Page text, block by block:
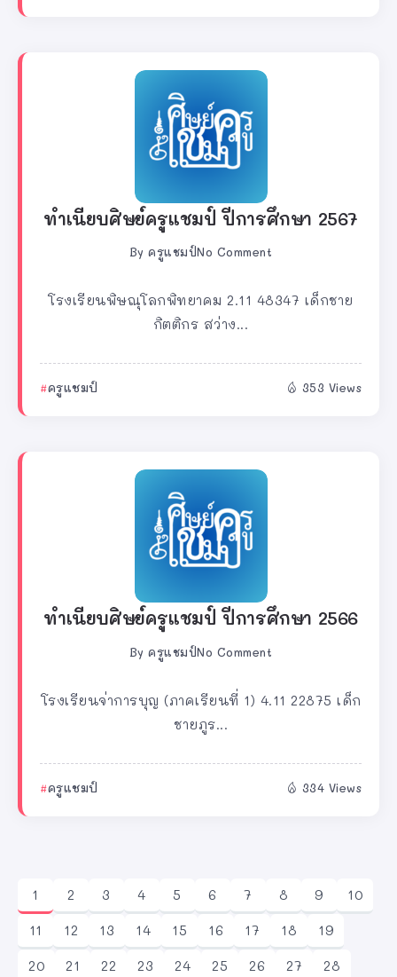
ทำเนียบศิษย์ครูแชมป์ ปีการศึกษา 2567
By ครูแชมป์No Comment
โรงเรียนพิษณุโลกพิทยาคม 2.11 48347 เด็กชาย
กิตติกร สว่าง...
ครูแชมป์ 353 Views
ทำเนียบศิษย์ครูแชมป์ ปีการศึกษา 2566
By ครูแชมป์No Comment
โรงเรียนจ่าการบุญ (ภาคเรียนที่ 1) 4.11 22875 เด็ก
ชายภูร...
ครูแชมป์ 334 Views
1 2 3 4 5 6 7 8 9
10
11
12 13 14 15 16 17 18
19
20
21 22 23 24 25 26 27 28